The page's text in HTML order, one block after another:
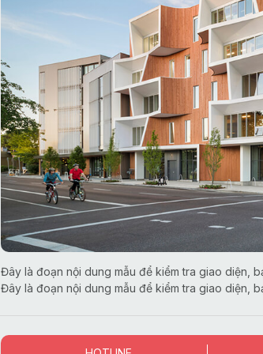
Đây là đoạn nội dung mẫu để kiểm tra giao diện,
Đây là đoạn nội dung mẫu để kiểm tra giao diện,